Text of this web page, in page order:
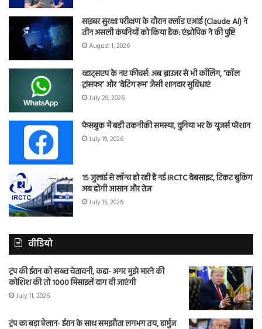
साइबर सुरक्षा परीक्षण के दौरान क्लॉड एआई (Claude AI) ने
तीन असली कंपनियों को किया हैक: एंथ्रोपिक ने की पुष्टि
August 1, 2026
व्हाट्सएप के नए फीचर्स: अब ब्राउजर से भी कॉलिंग, ‘कॉल
ट्रांसफर’ और ‘वेटिंग रूम’ जैसी शानदार सुविधाएं
July 29, 2026
फेसबुक में बड़ी तकनीकी समस्या, दुनिया भर के यूजर्स परेशान
July 19, 2026
15 जुलाई से लॉन्च हो रही है नई IRCTC वेबसाइट, टिकट बुकिंग
अब होगी आसान और तेज
July 15, 2026
वीडियो
ट्रंप की ईरान को सख्त चेतावनी, कहा- अगर मुझे मारने की
कोशिश की तो 1000 मिसाइलें दाग दी जाएंगी
July 11, 2026
ट्रंप का बड़ा ऐलान- ईरान के साथ समझौता लगभग तय, हार्मुज